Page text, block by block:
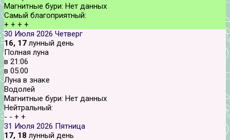
Магнитные бури: Нет данных
Самый благоприятный:
+ + + +
30 Июля 2026 Четверг
16, 17 лунный день
Полная луна
в 21:06
в 05:00
Луна в знаке
Водолей
Магнитные бури: Нет данных
Нейтральный:
- - + +
31 Июля 2026 Пятница
17, 18 лунный день